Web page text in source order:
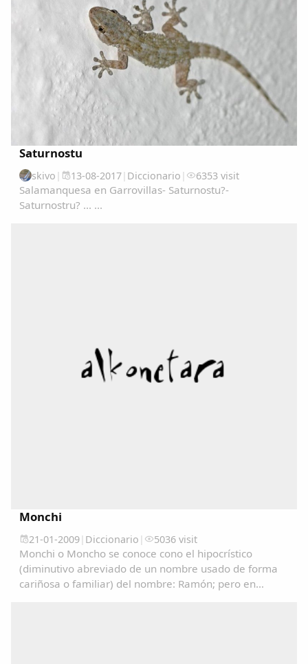
La palra
Modo oscuro
Saturnostu
skivo | 13-08-2017| Diccionario | 6353 visit
Salamanquesa en Garrovillas- Saturnostu?-
Saturnostru? ... ...
Monchi
21-01-2009| Diccionario | 5036 visit
Monchi o Moncho se conoce cono el hipocrístico
(diminutivo abreviado de un nombre usado de forma
cariñosa o familiar) del nombre: Ramón; pero en